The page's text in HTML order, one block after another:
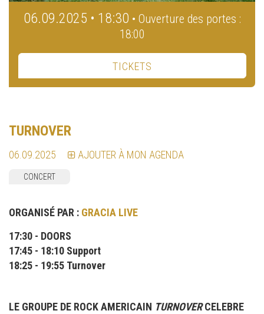
06.09.2025 • 18:30 • Ouverture des portes :
18:00
TICKETS
TURNOVER
06.09.2025 AJOUTER À MON AGENDA
CONCERT
ORGANISÉ PAR : GRACIA LIVE
17:30 - DOORS
17:45 - 18:10 Support
18:25 - 19:55 Turnover
LE GROUPE DE ROCK AMERICAIN TURNOVERCELEBRE